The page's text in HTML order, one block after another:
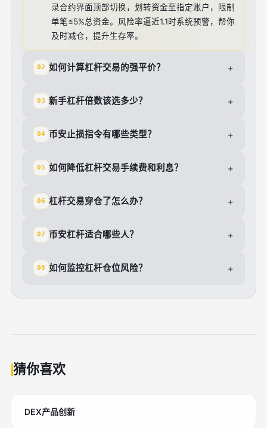
录合约界面顶部切换，划转资金至指定账户，限制
单笔≤5%总资金。风险率逼近1.1时系统预警，帮你
及时减仓，提升生存率。
02 如何计算杠杆交易的强平价？ +
03 新手杠杆倍数该选多少？ +
04 币安止损指令有哪些类型？ +
05 如何降低杠杆交易手续费和利息？ +
06 杠杆交易穿仓了怎么办？ +
07 币安杠杆适合哪些人？ +
08 如何监控杠杆仓位风险？ +
猜你喜欢
DEX产品创新